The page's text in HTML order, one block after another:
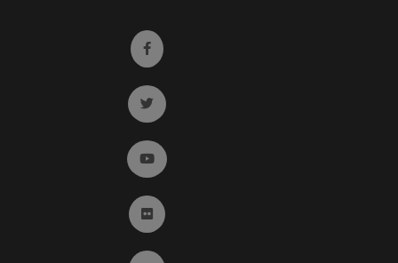
Ir a facebook (abre en ventana nueva)
Ir a twitter (abre en ventana nueva)
Ir a YouTube (abre en ventana nueva)
Ir a Flickr (abre en ventana nueva)